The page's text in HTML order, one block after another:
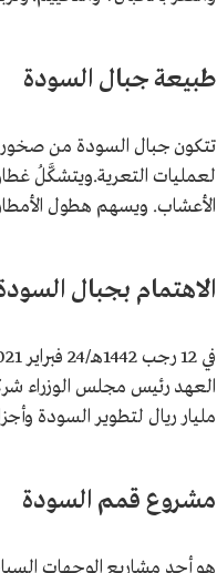
طبيعة جبال السودة
تتكون جبال السودة من صخور
لعمليات التعرية.ويتشكَّلُ
الأعشاب. ويسهم هطول الأمطار
الاهتمام بجبال
في 12 رجب 1442هـ/24 فبراير 2021م أطلق صاحب السمو الملكي الأمير
العهد رئيس مجلس الوزراء
مليار ريال لتطوير السودة
مشروع قمم السودة